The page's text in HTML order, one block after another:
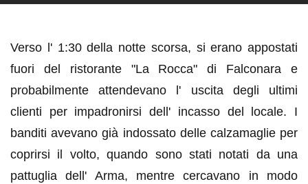
Verso l' 1:30 della notte scorsa, si erano appostati
fuori del ristorante "La Rocca" di Falconara e
probabilmenteattendevano l' uscita degli ultimi
clienti per impadronirsi dell' incasso del locale. I
banditi avevano già indossato delle calzamaglie per
coprirsi il volto, quando sono stati notati da una
pattuglia dell' Arma, mentre cercavano in modo